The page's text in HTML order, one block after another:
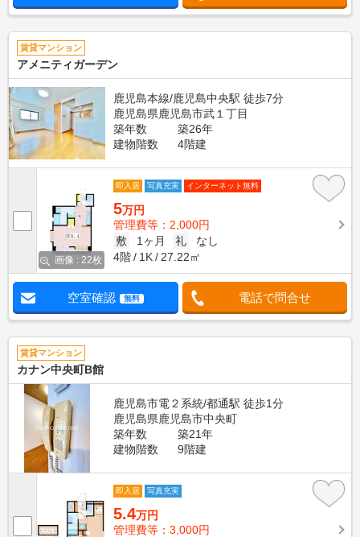
賃貸マンション
アメニティガーデン
鹿児島本線/鹿児島中央駅 徒歩7分
鹿児島県鹿児島市武１丁目
築年数
築26年
建物階数
4階建
画像 : 22枚
即入居 写真充実 インターネット無料
5万円
管理費等：2,000円
敷
1ヶ月 礼
なし
4階
1K 27.22㎡
空室確認 無料 電話で問合せ
賃貸マンション
カナン中央町B館
鹿児島市電２系統/都通駅 徒歩1分
鹿児島県鹿児島市中央町
築年数
築21年
建物階数
9階建
即入居 写真充実
5.4万円
管理費等：3,000円